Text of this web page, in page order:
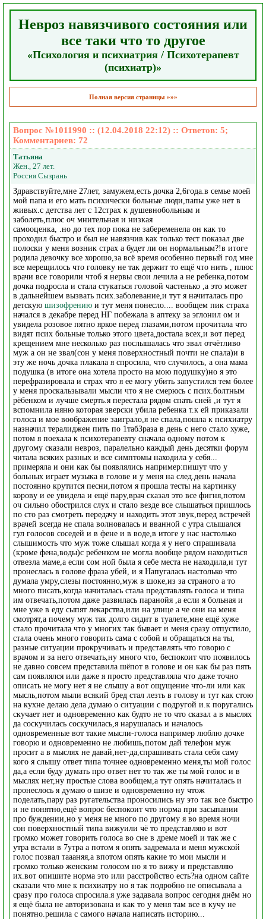
Невроз навязчивого состояния или
все таки что то другое
«Психология и психиатрия / Психотерапевт
(психиатр)»
Полная версия страницы »»»
Вопрос №1011990 :: (12.04.2018 22:12) :: Ответов: 5;
Комментариев: 72
Татьяна
Жен., 27 лет.
Россия Сызрань
Здравствуйте,мне 27лет, замужем,есть дочка 2,6года.в семье моей
мой папа и его мать психически больные люди,папы уже нет в
живых.с детства лет с 12страх к душевнобольным и
заболеть,плюс оч мнительная и низкая
самооценка, .но до тех пор пока не забеременела он как то
проходил быстро и был не навязчив.как только тест показал две
полоски у меня возник страх а будет ли он нормальным?!в итоге
родила девочку все хорошо,за всё время особенно первый год мне
все мерещилось что головку не так держит то ещё что нить , плюс
врачи все говорили чтоб я нервы свои лечила а не ребенка,потом
дочка подросла и стала стукаться головой частенько ,а это может
в дальнейшем вызвать псих.заболевание,и тут я начиталась про
детскую шизофрению и тут меня понесло.... вообщем пик страха
начался в декабре перед НГ побежала в аптеку за эглонил ом и
увидела розовое пятно яркое перед глазами,потом прочитала что
видят псих больные только этого цвета,достала всех,и вот перед
крещением мне несколько раз послышалась что звал отчётливо
муж а он не звал(сон у меня поверхностный почти не спала)и в
эту же ночь дочка плакала я спросила, что случилось, а она мама
подушка (в итоге она хотела просто на мою подушку)но я это
перефразировала и страх что я ее могу убить запустился тем более
у меня проскальзывали мысли что я не смерюсь с псих.болтным
рёбенком и лучше смерть.я перестала рядом спать сней ,и тут я
вспомнила няню которая зверски убила ребенка т.к ей приказали
голоса и мое воображение заиграло,я не спала,пошла к психиатру
назначил тералиджен пить по 1таб3раза в день с него стало хуже,
потом я поехала к психотерапевту сначала одному потом к
другому сказали невроз, паралельно каждый день десятки форум
читала всяких разных и все симптомы находила у себя...
примеряла и они как бы появлялись например:пишут что у
больных играет музыка в голове и у меня на след.день начала
постоянно крутится песни,потом я прошла тесты на картинку
корову и ее увидела и ещё пару,врач сказал это все фигня,потом
оч сильно обострился слух и стало везде все слышаться пришлось
по сто раз смотреть передачу и находить этот звук,перед встречей
врачей всегда не спала волновалась и вванной с утра слышался
гул голосов соседей и в фене и в воде,в итоге у нас настолько
слышимость что муж тоже слышал когда я у него спрашивала
(кроме фена,воды)с ребенком не могла вообще рядом находиться
отвезла маме,а если сом ной была я себе места не находила,и тут
пронеслась в голове фраза убей, и я Напугалась настолько что
думала умру,слезы постоянно,муж в шоке,из за страного а то
много писать,когда начиталась стала представлять голоса и типа
им отвечать,потом даже развилась паранойя ,а если я больная и
мне уже в еду сыпят лекарства,или на улице а че они на меня
смотрят,а почему муж так долго сидит в туалете,мне ещё хуже
стало прочитала что у многих так бывает и меня сразу отпустило,
стала очень много говорить сама с собой и обращаться на ты,
разные ситуации прокручивать и представлять что говорю с
врачом и за него отвечать,ну много что, беспокоит что появилось
не давно совсем представила шёпот в голове и он как бы раз пять
сам появлялся или даже я просто представляла что даже точно
описать не могу нет я не слышу а вот ощущение что-ли или как
мысль,потом мыли всякий бред стал лезть в голову и тут как стою
на кухне делаю дела думаю о ситуации с подругой и.к поругались
скучает нет и одновременно как будто не то что сказал а в мыслях
да соскучилась соскучилась,я нарушалась и началось
одновременные вот такие мысли-голоса например люблю дочке
говорю и одновременно не любишь,потом дай телефон муж
просит а в мыслях не давай,нет-да,спрашивать стала себя саму
кого я слышу ответ типа точнее одновременно меня,ты мой голос
да,а если буду думать про ответ нет то так же ты мой голос и в
мыслях нет,ну простые слова вообщем,а тут опять начиталась и
пронеслось я думаю о шизе и одновременно ну чтож
поделать,пару раз ругательства проносились ну это так все быстро
и не понятно,ещё вопрос беспокоит что норма при засыпании
про буждении,но у меня не много по другому я во время ночи
сон поверхностный типа вижуили чё то представляю и вот
громко может говорить голоса во сне в дреме моей и так же с
утра встали в 7утра а потом я опять задремала и меня мужской
голос позвал таааняя,а впотом опять какие то мои мысли и
громко только женским голосом но я то вижу и представляю
их.вот опишите норма это или расстройство есть?на одном сайте
сказали что мне к психиатру но я так подробно не описывала а
сразу про голоса спросила.я уже задавала вопрос сегодня днём но
я ещё была не авторизована и как то у меня там все в кучу не
понятно.решила с самого начала написать историю...